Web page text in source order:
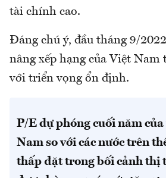
tài chính cao.
Đáng chú ý, đầu tháng 9/
nâng xếp hạng của Việt Nam
với triển vọng ổn định.
P/E dự phóng cuối năm
Nam so với các nước trên
thấp đặt trong bối cảnh thị